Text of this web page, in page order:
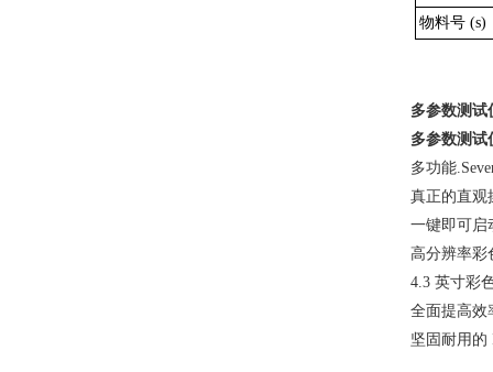
物料号 (s)
多参数测试
多参数测试
多功能
真正的直观
一键即可启
高分辨率彩
4.3 英寸彩
全面提高效
坚固耐用的